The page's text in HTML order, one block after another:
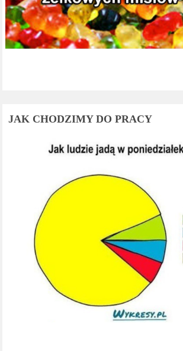
JAK CHODZIMY DO PRACY